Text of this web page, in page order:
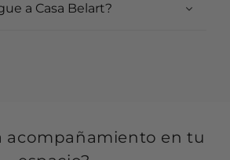
a Casa Belart?
acompañamiento en tu